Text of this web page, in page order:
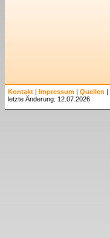
Kontakt | Impressum | Quellen |
letzte Änderung: 12.07.2026